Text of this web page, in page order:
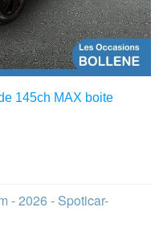
145ch MAX boite
- 2026 - Spoticar-